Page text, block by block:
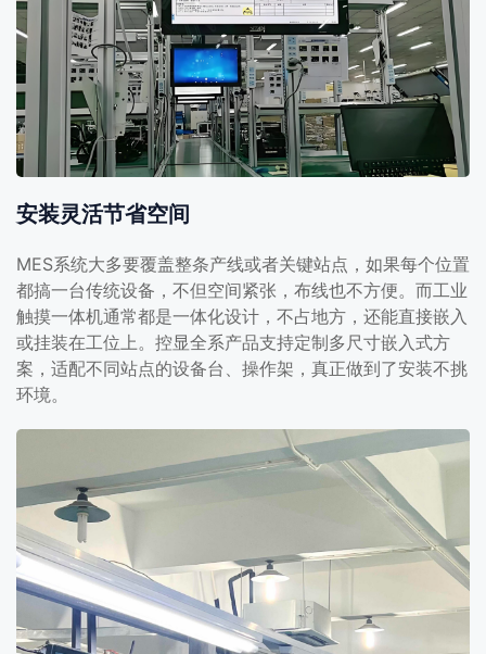
安装灵活节省空间
MES系统大多要覆盖整条产线或者关键站点，如果每个位置
都搞一台传统设备，不但空间紧张，布线也不方便。而工业
触摸一体机通常都是一体化设计，不占地方，还能直接嵌入
或挂装在工位上。控显全系产品支持定制多尺寸嵌入式方
案，适配不同站点的设备台、操作架，真正做到了安装不挑
环境。